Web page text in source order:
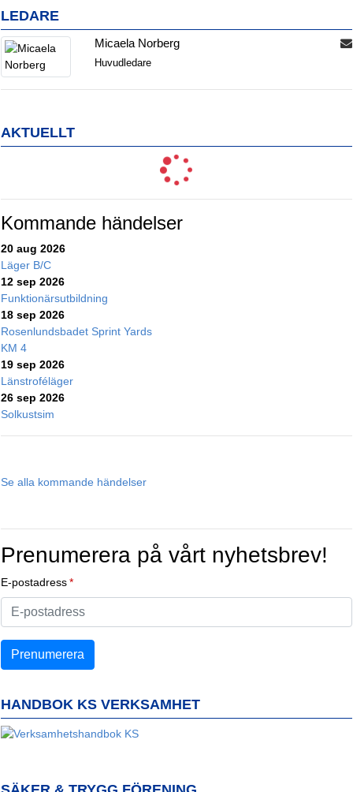
LEDARE
Micaela Norberg
Huvudledare
AKTUELLT
Kommande händelser
20 aug 2026
Läger B/C
12 sep 2026
Funktionärsutbildning
18 sep 2026
Rosenlundsbadet Sprint Yards
KM 4
19 sep 2026
Länstroféläger
26 sep 2026
Solkustsim
Se alla kommande händelser
Prenumerera på vårt nyhetsbrev!
E-postadress
HANDBOK KS VERKSAMHET